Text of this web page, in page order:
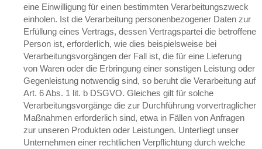
eine Einwilligung für einen bestimmten Verarbeitungszweck
einholen. Ist die Verarbeitung personenbezogener Daten zur
Erfüllung eines Vertrags, dessen Vertragspartei die betroffene
Person ist, erforderlich, wie dies beispielsweise bei
Verarbeitungsvorgängen der Fall ist, die für eine Lieferung
von Waren oder die Erbringung einer sonstigen Leistung oder
Gegenleistung notwendig sind, so beruht die Verarbeitung auf
Art. 6 Abs. 1 lit. b DSGVO. Gleiches gilt für solche
Verarbeitungsvorgänge die zur Durchführung vorvertraglicher
Maßnahmen erforderlich sind, etwa in Fällen von Anfragen
zur unseren Produkten oder Leistungen. Unterliegt unser
Unternehmen einer rechtlichen Verpflichtung durch welche